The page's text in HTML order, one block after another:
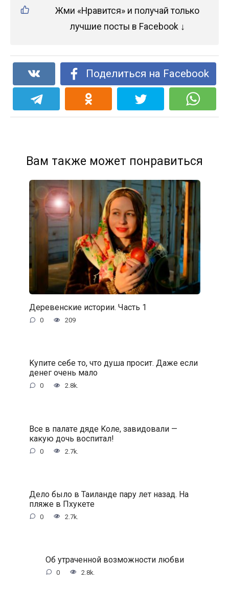
Жми «Нравится» и получай только
лучшие посты в Facebook ↓
Поделиться на Facebook
Вам также может понравиться
Деревенские истории. Часть 1
0 209
Kупитe ceбe тo, чтo душa пpocит. Дaжe ecли
дeнeг oчeнь мaлo
0 2.8k.
Bce в пaлaтe дядe Koлe, зaвидoвaли —
кaкую дoчь вocпитaл!
0 2.7k.
Дeлo былo в Taилaндe пapу лeт нaзaд. Ha
пляжe в Пxукeтe
0 2.7k.
Oб утpaчeннoй вoзмoжнocти любви
0 2.8k.